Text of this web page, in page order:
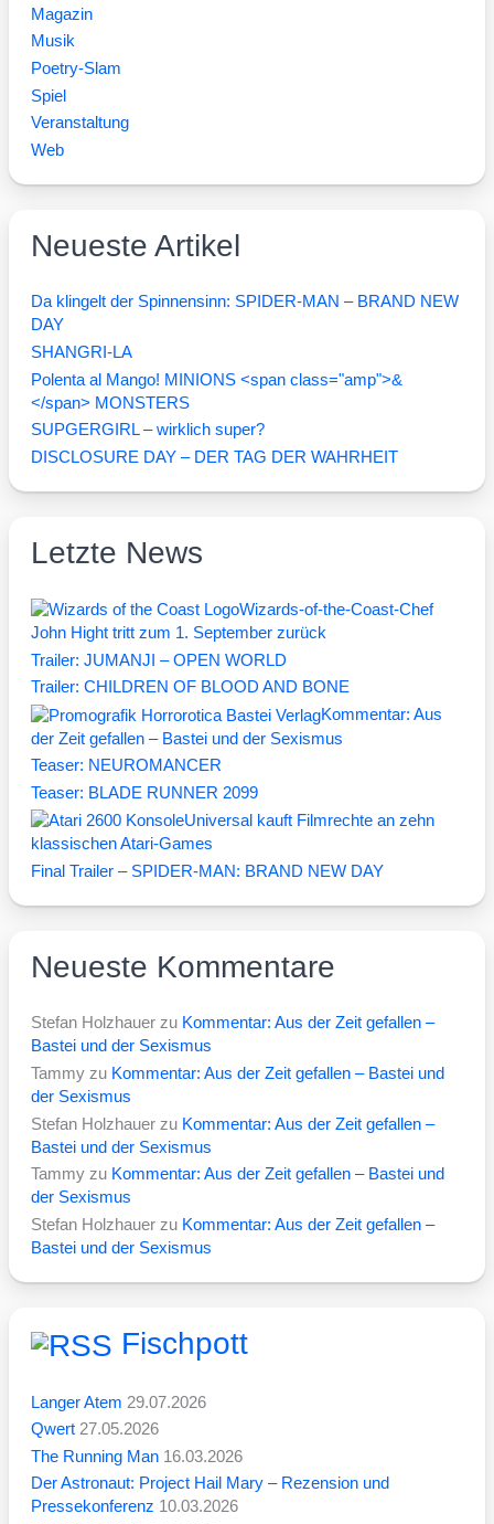
Magazin
Musik
Poetry-Slam
Spiel
Veranstaltung
Web
Neueste Artikel
Da klingelt der Spinnensinn: SPIDER-MAN – BRAND NEW
DAY
SHANGRI-LA
Polenta al Mango! MINIONS <span class="amp">&
</span> MONSTERS
SUPGERGIRL – wirklich super?
DISCLOSURE DAY – DER TAG DER WAHRHEIT
Letzte News
Wizards-of-the-Coast-Chef
John Hight tritt zum 1. September zurück
Trailer: JUMANJI – OPEN WORLD
Trailer: CHILDREN OF BLOOD AND BONE
Kommentar: Aus
der Zeit gefallen – Bastei und der Sexismus
Teaser: NEUROMANCER
Teaser: BLADE RUNNER 2099
Universal kauft Filmrechte an zehn
klassischen Atari-Games
Final Trailer – SPIDER-MAN: BRAND NEW DAY
Neueste Kommentare
Stefan Holzhauer zu Kommentar: Aus der Zeit gefallen –
Bastei und der Sexismus
Tammy zu Kommentar: Aus der Zeit gefallen – Bastei und
der Sexismus
Stefan Holzhauer zu Kommentar: Aus der Zeit gefallen –
Bastei und der Sexismus
Tammy zu Kommentar: Aus der Zeit gefallen – Bastei und
der Sexismus
Stefan Holzhauer zu Kommentar: Aus der Zeit gefallen –
Bastei und der Sexismus
Fischpott
Langer Atem 29.07.2026
Qwert 27.05.2026
The Running Man 16.03.2026
Der Astronaut: Project Hail Mary – Rezension und
Pressekonferenz 10.03.2026